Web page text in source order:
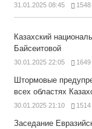
31.01.2025 08:45 1548
Казахский
Байсеитовой
30.01.2025 22:05 1649
Штормовые
всех областях
30.01.2025 21:10 1514
Заседание